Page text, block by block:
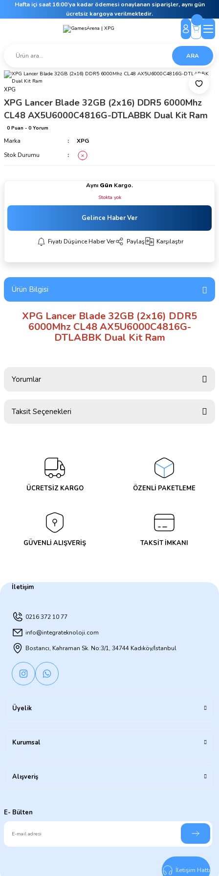
Hafta içi saat 16:00’ya kadar ödemesi onaylanan siparişler, aynı gün
ücretsiz kargoya verilmektedir.
ARA
XPG
XPG Lancer Blade 32GB (2x16) DDR5 6000Mhz
CL48 AX5U6000C4816G-DTLABBK Dual Kit Ram
0 Puan - 0 Yorum
Marka
XPG
Stok Durumu
Aynı Gün Kargo.
Stokta yok
Gelince Haber Ver
Fiyatı Düşünce Haber Ver Paylaş Karşılaştır
Ürün Bilgisi
XPG Lancer Blade 32GB (2x16) DDR5
6000Mhz CL48 AX5U6000C4816G-
DTLABBK Dual Kit Ram
Yorumlar
Taksit Seçenekleri
ÜCRETSİZ KARGO ÖZENLİ PAKETLEME
GÜVENLİ ALIŞVERİŞ TAKSİT İMKANI
İletişim
0216 372 10 77
info@integrateknoloji.com
Bostancı, Kahraman Sk. No:3/1, 34744 Kadıköy/İstanbul
Üyelik
Kurumsal
Alışveriş
E- Bülten
İletişim Hattı